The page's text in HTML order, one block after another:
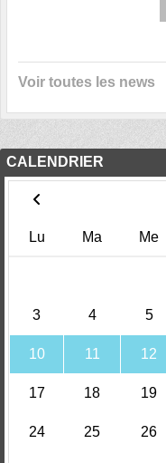
Voir toutes les news
CALENDRIER
Lu Ma Me
3 4 5
10 11 12
17 18 19
24 25 26